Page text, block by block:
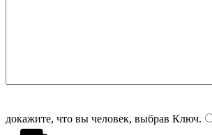
докажите, что вы человек, выбрав Ключ.